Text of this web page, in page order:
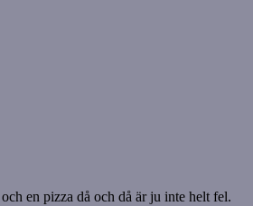
en pizza då och då är ju inte helt fel.